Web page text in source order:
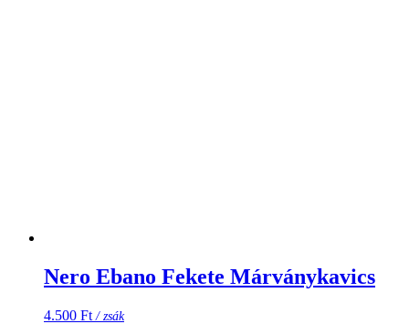
Nero Ebano Fekete Márványkavics
4.500 Ft / zsák